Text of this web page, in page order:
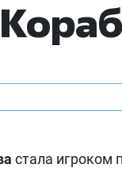
стала игроком